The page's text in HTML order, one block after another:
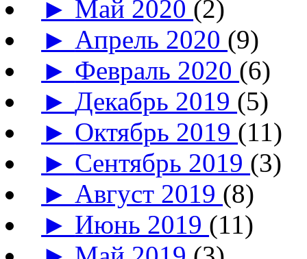
► Май 2020 (2)
► Апрель 2020 (9)
► Февраль 2020 (6)
►Декабрь 2019 (5)
► Октябрь 2019 (11)
► Сентябрь 2019 (3)
► Август 2019 (8)
► Июнь 2019 (11)